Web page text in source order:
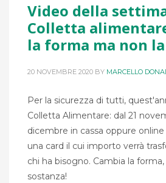
Video della
Colletta
la forma ma non
20 NOVEMBRE 2020 BY MARCELLO
Per la sicurezza di tutti,
Colletta Alimentare: dal 21
dicembre in cassa oppure
una card il cui importo verrà
chi ha bisogno. Cambia la
sostanza!